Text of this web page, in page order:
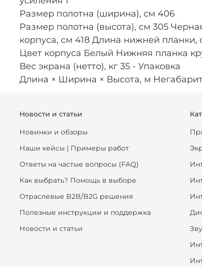
Размер полотна (ширина), см 406
Размер полотна (высота), см 305
корпуса, см 418 Длина нижней планки,
Цвет корпуса Белый Нижняя планка
Вес экрана (нетто), кг 35 - Упаковка
Длина × Ширина × Высота, м
Новости и статьи
Новинки и обзоры
Наши кейсы | Примеры работ
Ответы на частые вопросы (FAQ)
Как выбрать? Помощь в выборе
Отраслевые B2B/B2G решения
Полезные инструкции и поддержка
Новости и статьи